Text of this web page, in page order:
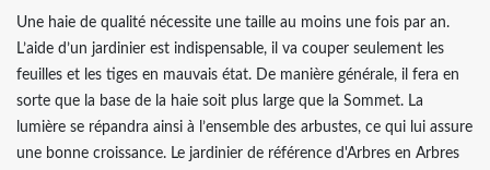
Une haie de qualité nécessite une taille au moins une fois par an.
L’aide d’un jardinier est indispensable, il va couper seulement les
feuilles et les tiges en mauvais état. De manière générale, il fera en
sorte que la base de la haie soit plus large que la Sommet. La
lumière se répandra ainsi à l’ensemble des arbustes, ce qui lui assure
une bonne croissance. Le jardinier de référence d'Arbres en Arbres